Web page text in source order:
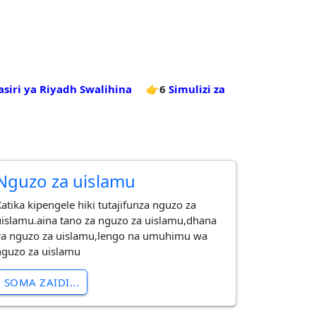
ya Riyadh Swalihina 👉6 Simulizi za
za uislamu
kipengele hiki tutajifunza nguzo za
tano za nguzo za uislamu,dhana
nguzo za uislamu,lengo na umuhimu wa
za uislamu
SOMA ZAIDI...